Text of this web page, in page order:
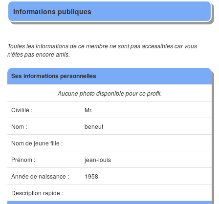
Informations publiques
Toutes les informations de ce membre ne sont pas accessibles car vous
n'êtes pas encore amis.
Ses informations personnelles
Aucune photo disponible pour ce profil.
Civilité :
Mr.
Nom :
beneut
Nom de jeune fille :
Prénom :
jean-louis
Année de naissance :
1958
Description rapide :